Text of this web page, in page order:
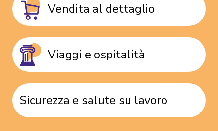
Vendita al dettaglio
Viaggi e ospitalità
Sicurezza e salute su lavoro